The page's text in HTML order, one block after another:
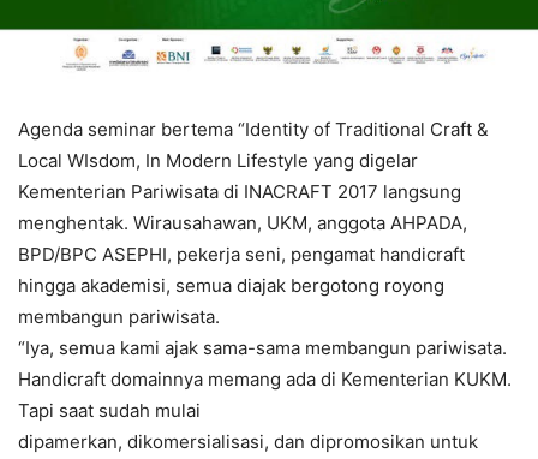
Agenda seminar bertema “Identity of Traditional Craft &
Local WIsdom, In Modern Lifestyle yang digelar
Kementerian Pariwisata di INACRAFT 2017 langsung
menghentak. Wirausahawan, UKM, anggota AHPADA,
BPD/BPC ASEPHI, pekerja seni, pengamat handicraft
hingga akademisi, semua diajak bergotong royong
membangun pariwisata.
“Iya, semua kami ajak sama-sama membangun pariwisata.
Handicraft domainnya memang ada di Kementerian KUKM.
Tapi saat sudah mulai
dipamerkan, dikomersialisasi, dan dipromosikan untuk